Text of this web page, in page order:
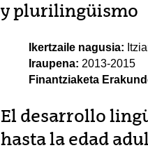
y plurilingüismo
Ikertzaile nagusia:
Iraupena: 2013-2015
Finantziaketa
El desarrollo
hasta la edad